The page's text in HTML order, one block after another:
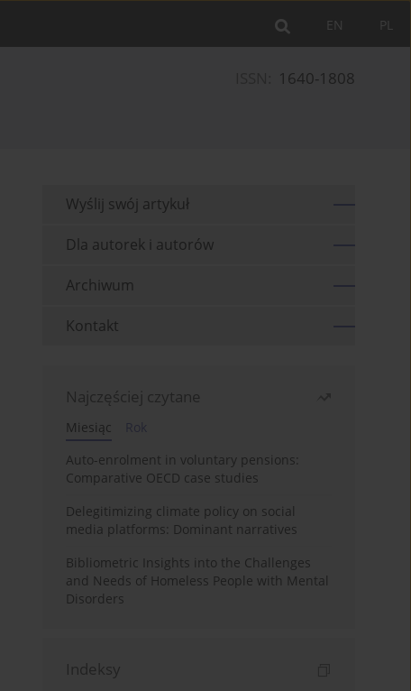
PL
EN
1640-1808
Wyślij swój artykuł
Dla autorek i autorów
Archiwum
Kontakt
Najczęściej czytane
Miesiąc
Rok
Auto-enrolment in voluntary pensions:
Comparative OECD case studies
Delegitimizing climate policy on social
media platforms: Dominant narratives
Bibliometric Insights into the Challenges
and Needs of Homeless People with Mental
Disorders
Indeksy